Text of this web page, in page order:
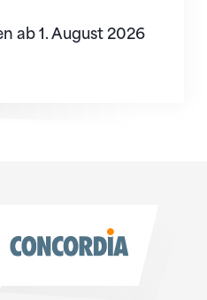
ab 1. August 2026